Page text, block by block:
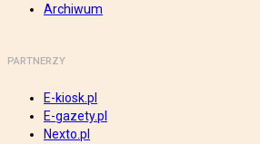
Archiwum
PARTNERZY
E-kiosk.pl
E-gazety.pl
Nexto.pl